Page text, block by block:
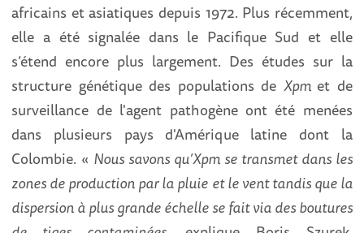
africains et asiatiques depuis 1972. Plus récemment,
elle a été signalée dans le Pacifique Sud et elle
s’étend encore plus largement. Des études sur la
structure génétique des populations de Xpm et de
surveillance de l'agent pathogène ont été menées
dans plusieurs pays d'Amérique latine dont la
Colombie. « Nous savons qu’Xpm se transmet dans les
zones de production par la pluie et le vent tandis que la
dispersion à plus grande échelle se fait via des boutures